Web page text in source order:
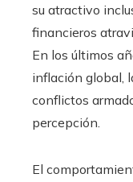
su atractivo
financieros
En los últimos
inflación global,
conflictos
percepción.
El